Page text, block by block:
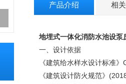
产品介绍 相
地埋式一体化消防水池设泵
一、设计依据
《建筑给水样水设计标准
《建筑设计防火规范》